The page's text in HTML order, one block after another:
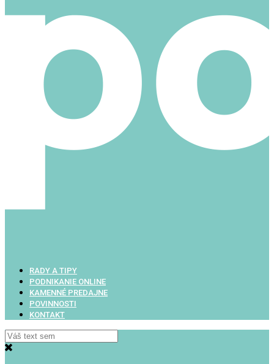
RADY A TIPY
PODNIKANIE ONLINE
KAMENNÉ PREDAJNE
POVINNOSTI
KONTAKT